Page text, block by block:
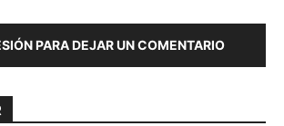
PARA DEJAR UN COMENTARIO